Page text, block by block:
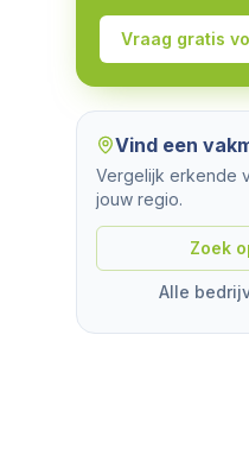
Vraag gratis
Vind een
Vergelijk erkende
jouw regio.
Zoek
Alle